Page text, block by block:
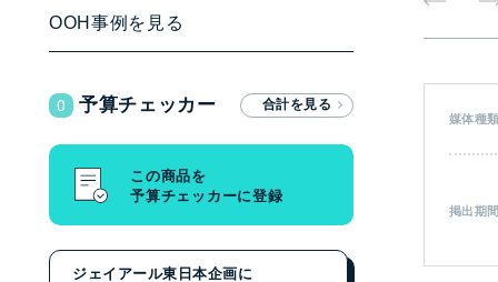
広告枠を探す
エリアから探す
路線から探す
メディアの種類から探す
媒体種
掲出期
OOH事例を見る
予算チェッカー
0
この商品を
予算チェッカーに登録
ジェイアール東日本企画に